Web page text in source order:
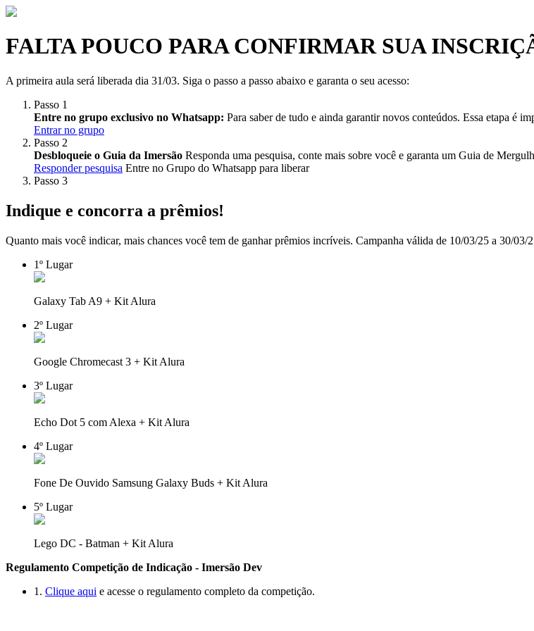
FALTA POUCO PARA CONFIRMAR SUA
A primeira aula será liberada dia 31/03. Siga o passo a passo abaixo e garanta o seu acesso:
Passo 1
Entre no grupo exclusivo no Whatsapp: Para saber de tudo e ainda garantir novos conteúdos. Essa etapa é
Entrar no grupo
Passo 2
Desbloqueie o Guia da Imersão Responda uma pesquisa, conte mais sobre você e garanta um Guia de
Responder pesquisa Entre no Grupo do Whatsapp para liberar
Passo 3
Indique e concorra a prêmios!
Quanto mais você indicar, mais chances você tem de ganhar prêmios incríveis. Campanha válida de 10/03/25 a 30/03/
1º Lugar
Galaxy Tab A9 + Kit Alura
2º Lugar
Google Chromecast 3 + Kit Alura
3º Lugar
Echo Dot 5 com Alexa + Kit Alura
4º Lugar
Fone De Ouvido Samsung Galaxy Buds + Kit Alura
5º Lugar
Lego DC - Batman + Kit Alura
Regulamento Competição de Indicação - Imersão Dev
1. Clique aqui e acesse o regulamento completo da competição.